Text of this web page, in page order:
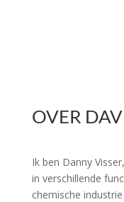
OVER
Ik ben Danny
in verschillende
chemische